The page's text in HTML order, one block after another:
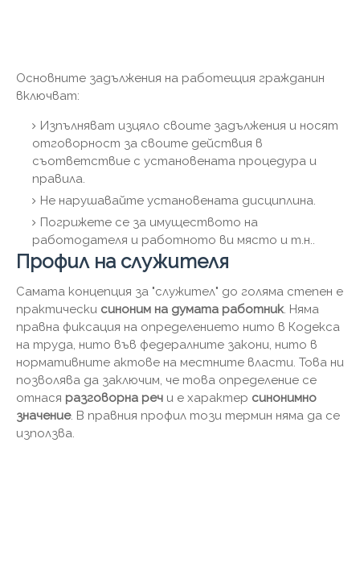
Основните задължения на работещия гражданин
включват:
Изпълняват изцяло своите задължения и носят
отговорност за своите действия в
съответствие с установената процедура и
правила.
Не нарушавайте установената дисциплина.
Погрижете се за имуществото на
работодателя и работното ви място и т.н..
Профил на служителя
Самата концепция за "служител" до голяма степен е
практически синоним на думата работник. Няма
правна фиксация на определението нито в Кодекса
на труда, нито във федералните закони, нито в
нормативните актове на местните власти. Това ни
позволява да заключим, че това определение се
отнася разговорна реч и е характер синонимно
значение. В правния профил този термин няма да се
използва.